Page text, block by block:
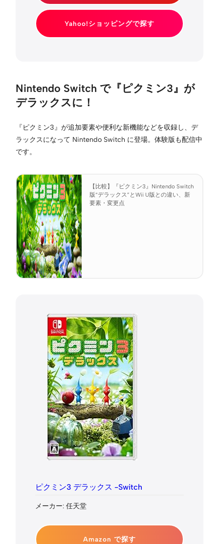
Yahoo!ショッピングで探す
Nintendo Switch で『ピクミン3』が
デラックスに！
『ピクミン3』が追加要素や便利な新機能などを収録し、デ
ラックスになって Nintendo Switch に登場。体験版も配信中
です。
【比較】『ピクミン3』Nintendo Switch
版“デラックス”とWii U版との違い、新
要素・変更点
ピクミン3 デラックス -Switch
メーカー: 任天堂
Amazon で探す